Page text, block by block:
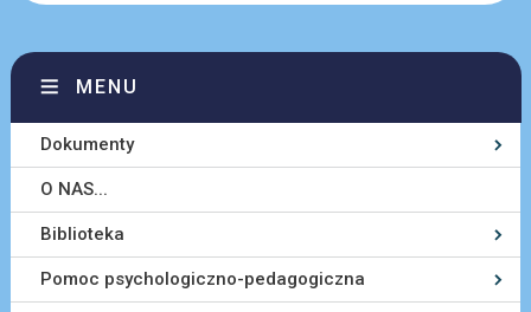
MENU
Dokumenty
O NAS...
Biblioteka
Pomoc psychologiczno-pedagogiczna